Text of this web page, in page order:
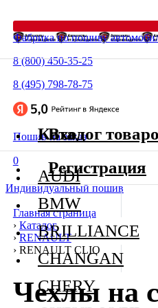
Фабрика по пошиву
8 (800) 450-35-25
8 (495) 798-78-75
Пошив на заказ
0
Индивидуальный пошив
Главная страница
› Каталог
› RENAULT
› RENAULT CLIO
Чехлы на
Каталог
AUDI
BMW
BRILLIANCE
CHANGAN
CHERY
Вход
Регистрация